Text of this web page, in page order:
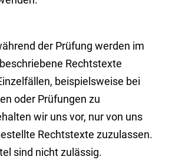
der Prüfung werden im
Rechtstexte
beispielsweise bei
oder Prüfungen zu
wir uns vor, nur von uns
Rechtstexte zuzulassen.
sind nicht zulässig.